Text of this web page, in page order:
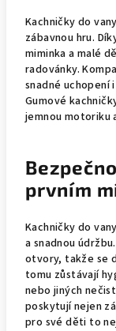
Kachničky do
zábavnou hru.
miminka a malé
radovánky.
snadné uchopení
Gumové
jemnou motoriku
prvním
Kachničky do
a snadnou
otvory, takže se
tomu zůstávají
nebo jiných
poskytují nejen
pro své děti to